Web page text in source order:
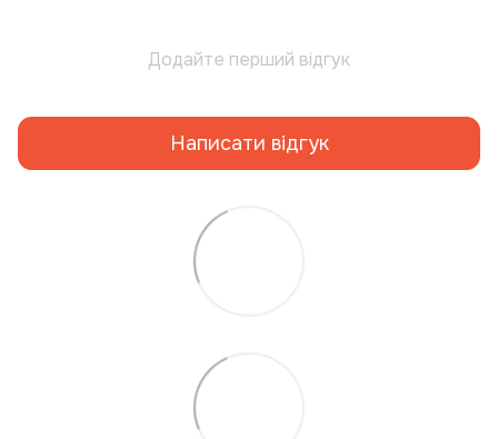
Додайте перший відгук
Написати відгук